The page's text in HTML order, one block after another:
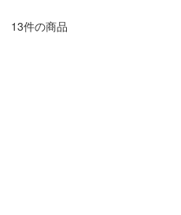
13件の商品